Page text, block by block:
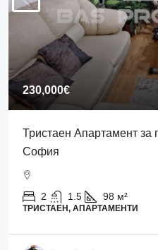
230,000€
Тристаен Апартамент
София
2 1.5 98 м²
ТРИСТАЕН, АПАРТАМЕНТИ